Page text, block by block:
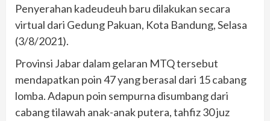
Penyerahan kadeudeuh baru dilakukan secara
virtual dari Gedung Pakuan, Kota Bandung, Selasa
(3/8/2021).
Provinsi Jabar dalam gelaran MTQ tersebut
mendapatkan poin 47 yang berasal dari 15 cabang
lomba. Adapun poin sempurna disumbang dari
cabang tilawah anak-anak putera, tahfiz 30 juz